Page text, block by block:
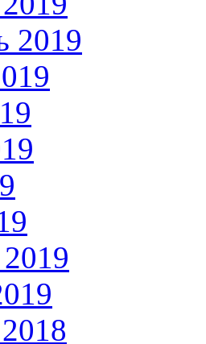
2019